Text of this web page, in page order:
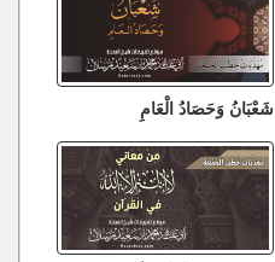
شَعْبَانُ وَحَصَادُ الْعَامِ